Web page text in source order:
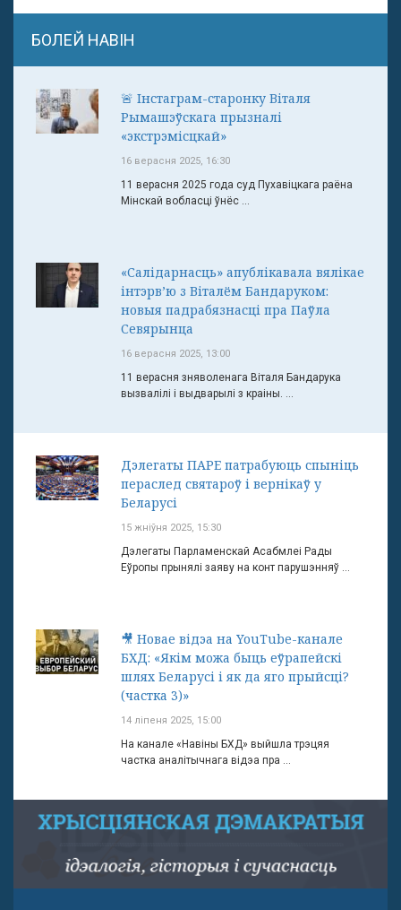
БОЛЕЙ НАВІН
🚨 Інстаграм-старонку Віталя
Рымашэўскага прызналі
«экстрэмісцкай»
16 верасня 2025, 16:30
11 верасня 2025 года суд Пухавіцкага раёна
Мінскай вобласці ўнёс ...
«Салідарнасць» апублікавала вялікае
інтэрв’ю з Віталём Бандаруком:
новыя падрабязнасці пра Паўла
Севярынца
16 верасня 2025, 13:00
11 верасня зняволенага Віталя Бандарука
вызвалілі і выдварылі з краіны. ...
Дэлегаты ПАРЕ патрабуюць спыніць
пераслед святароў і вернікаў у
Беларусі
15 жніўня 2025, 15:30
Дэлегаты Парламенскай Асабмлеі Рады
Еўропы прынялі заяву на конт парушэнняў ...
🎥 Новае відэа на YouTube-канале
БХД: «Якім можа быць еўрапейскі
шлях Беларусі і як да яго прыйсці?
(частка 3)»
14 ліпеня 2025, 15:00
На канале «Навіны БХД» выйшла трэцяя
частка аналітычнага відэа пра ...